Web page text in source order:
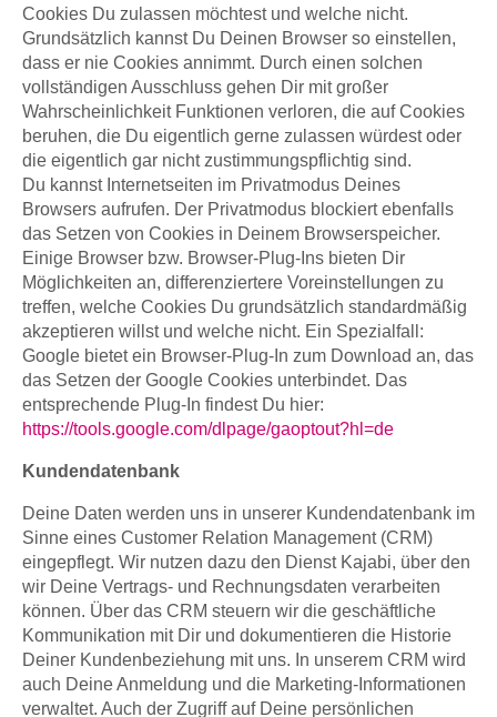
Cookies Du zulassen möchtest und welche nicht.
Grundsätzlich kannst Du Deinen Browser so einstellen,
dass er nie Cookies annimmt. Durch einen solchen
vollständigen Ausschluss gehen Dir mit großer
Wahrscheinlichkeit Funktionen verloren, die auf Cookies
beruhen, die Du eigentlich gerne zulassen würdest oder
die eigentlich gar nicht zustimmungspflichtig sind.
Du kannst Internetseiten im Privatmodus Deines
Browsers aufrufen. Der Privatmodus blockiert ebenfalls
das Setzen von Cookies in Deinem Browserspeicher.
Einige Browser bzw. Browser-Plug-Ins bieten Dir
Möglichkeiten an, differenziertere Voreinstellungen zu
treffen, welche Cookies Du grundsätzlich standardmäßig
akzeptieren willst und welche nicht. Ein Spezialfall:
Google bietet ein Browser-Plug-In zum Download an, das
das Setzen der Google Cookies unterbindet. Das
entsprechende Plug-In findest Du hier:
https://tools.google.com/dlpage/gaoptout?hl=de
Kundendatenbank
Deine Daten werden uns in unserer Kundendatenbank im
Sinne eines Customer Relation Management (CRM)
eingepflegt. Wir nutzen dazu den Dienst Kajabi, über den
wir Deine Vertrags- und Rechnungsdaten verarbeiten
können. Über das CRM steuern wir die geschäftliche
Kommunikation mit Dir und dokumentieren die Historie
Deiner Kundenbeziehung mit uns. In unserem CRM wird
auch Deine Anmeldung und die Marketing-Informationen
verwaltet. Auch der Zugriff auf Deine persönlichen